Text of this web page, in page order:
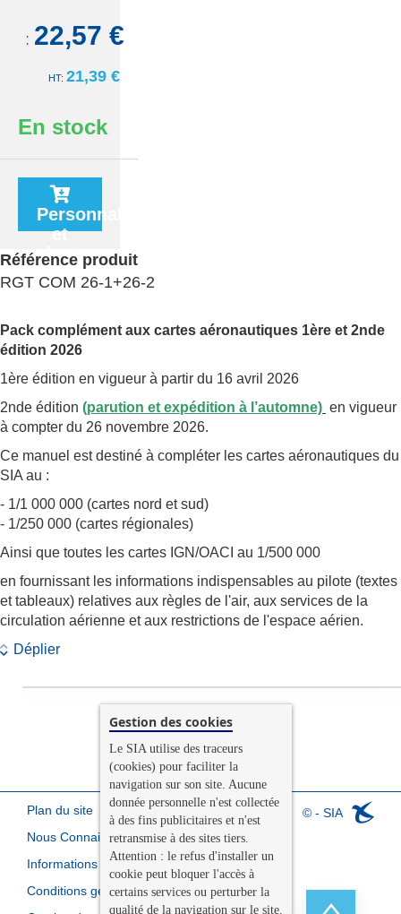
22,57 €
21,39 €
En stock
Personnaliser
et
ajouter
au
panier
Référence produit
RGT COM 26-1+26-2
Pack complément aux cartes aéronautiques 1ère et 2nde
édition 2026
1ère édition en vigueur à partir du 16 avril 2026
2nde édition (parution et expédition à l’automne) en vigueur
à compter du 26 novembre 2026.
Ce manuel est destiné à compléter les cartes aéronautiques du
SIA au :
- 1/1 000 000 (cartes nord et sud)
- 1/250 000 (cartes régionales)
Ainsi que toutes les cartes IGN/OACI au 1/500 000
en fournissant les informations indispensables au pilote (textes
et tableaux) relatives aux règles de l'air, aux services de la
circulation aérienne et aux restrictions de l'espace aérien.
Déplier
© - SIA
Plan du site
Nous Connaitre
Informations légales
Conditions générales de vente
Gestion des cookies
Le SIA utilise des traceurs
(cookies) pour faciliter la
navigation sur son site. Aucune
donnée personnelle n'est collectée
à des fins publicitaires et n'est
retransmise à des sites tiers.
Attention : le refus d'installer un
cookie peut bloquer l'accès à
certains services ou perturber la
qualité de la navigation sur le site.